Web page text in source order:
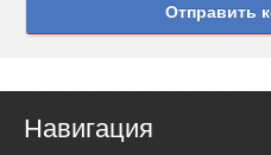
Отправить
Навигация